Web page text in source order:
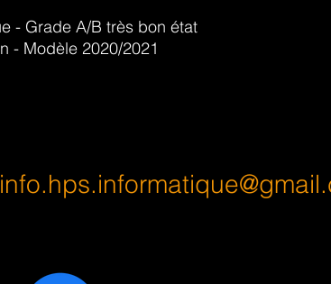
- Grade A/B très bon état
- Modèle 2020/2021